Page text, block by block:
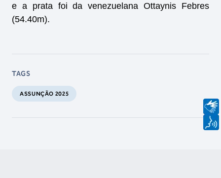
e a prata foi da venezuelana Ottaynis Febres
(54.40m).
TAGS
ASSUNÇÃO 2025